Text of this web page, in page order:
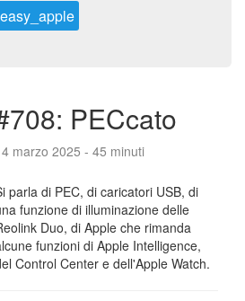
PECcato
marzo 2025 - 45 minuti
parla di PEC, di caricatori USB, di
funzione di illuminazione delle
Duo, di Apple che rimanda
funzioni di Apple Intelligence,
Control Center e dell'Apple Watch.